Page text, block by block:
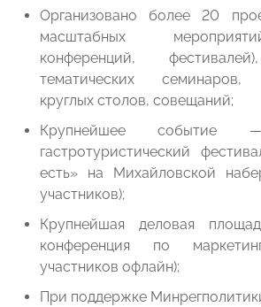
Организовано более 20
масштабных
конференций,
тематических семинаров,
круглых столов, совещаний;
Крупнейшее событие —
гастротуристический
есть» на Михайловской
участников);
Крупнейшая деловая
конференция по
участников офлайн);
При поддержке